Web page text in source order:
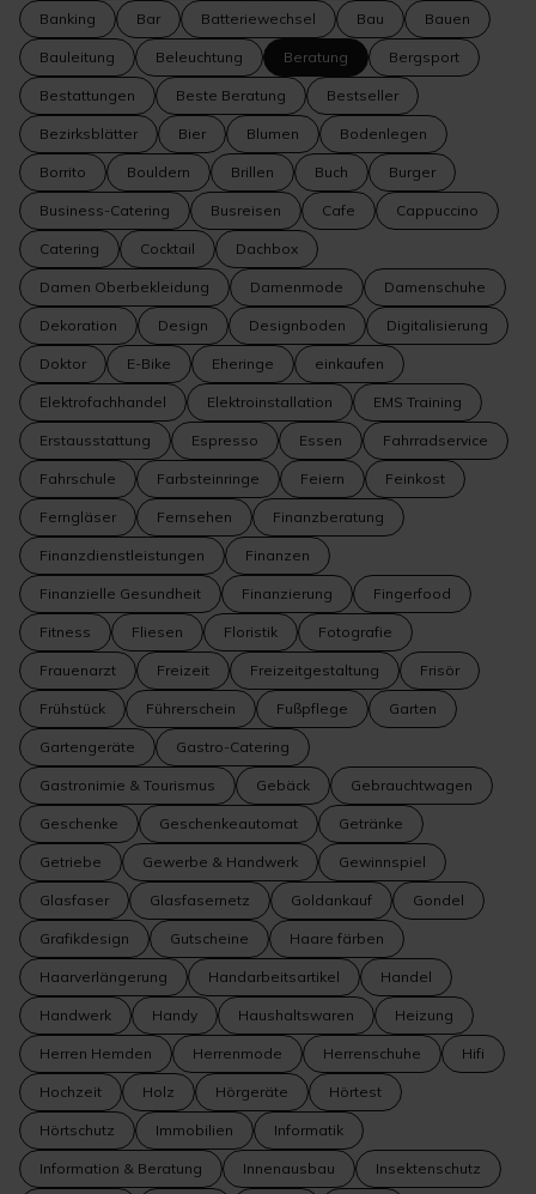
Banking Bar Batteriewechsel Bau Bauen
Bauleitung Beleuchtung Beratung Bergsport
Bestattungen Beste Beratung Bestseller
Bezirksblätter Bier Blumen Bodenlegen
Borrito Bouldern Brillen Buch Burger
Business-Catering Busreisen Cafe Cappuccino
Catering Cocktail Dachbox
Damen Oberbekleidung Damenmode Damenschuhe
Dekoration Design Designboden Digitalisierung
Doktor E-Bike Eheringe einkaufen
Elektrofachhandel Elektroinstallation EMS Training
Erstausstattung Espresso Essen Fahrradservice
Fahrschule Farbsteinringe Feiern Feinkost
Ferngläser Fernsehen Finanzberatung
Finanzdienstleistungen Finanzen
Finanzielle Gesundheit Finanzierung Fingerfood
Fitness Fliesen Floristik Fotografie
Frauenarzt Freizeit Freizeitgestaltung Frisör
Frühstück Führerschein Fußpflege Garten
Gartengeräte Gastro-Catering
Gastronimie & Tourismus Gebäck Gebrauchtwagen
Geschenke Geschenkeautomat Getränke
Getriebe Gewerbe & Handwerk Gewinnspiel
Glasfaser Glasfasernetz Goldankauf Gondel
Grafikdesign Gutscheine Haare färben
Haarverlängerung Handarbeitsartikel Handel
Handwerk Handy Haushaltswaren Heizung
Herren Hemden Herrenmode Herrenschuhe Hifi
Hochzeit Holz Hörgeräte Hörtest
Hörtschutz Immobilien Informatik
Information & Beratung Innenausbau Insektenschutz